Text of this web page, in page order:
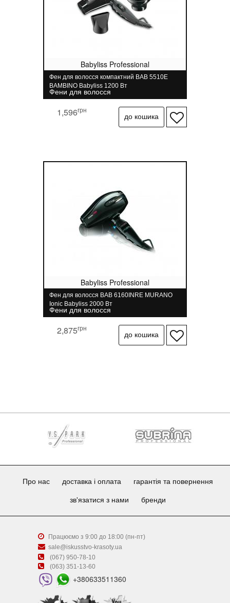
Babyliss Professional
Фен для волосся компактний BAB 5510E
BAMBINO Babyliss 1200 Вт
Фени для волосся
1,596грн
Babyliss Professional
Фен для волосся BAB 6160INRE MURANO
Ionic Babyliss 2000 Вт
Фени для волосся
2,875грн
Про нас доставка і оплата гарантія та повернення
зв'язатися з нами бренди
Працюємо з 9:00 до 18:00 (пн-пт)
sale@iskusstvo-krasoty.ua
(067) 950-78-10
(063) 351-13-60
+380633511360